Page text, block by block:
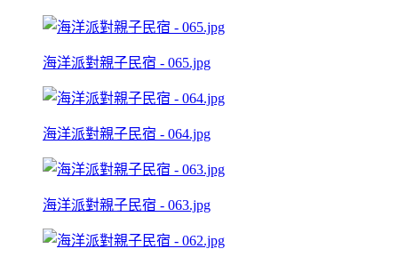
海洋派對親子民宿 - 065.jpg
海洋派對親子民宿 - 064.jpg
海洋派對親子民宿 - 063.jpg